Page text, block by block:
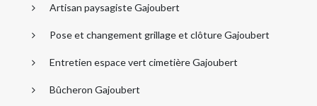
Artisan paysagiste Gajoubert
Pose et changement grillage et clôture Gajoubert
Entretien espace vert cimetière Gajoubert
Bûcheron Gajoubert